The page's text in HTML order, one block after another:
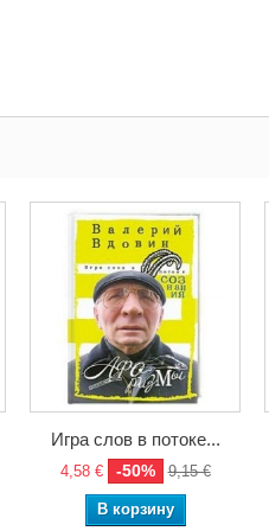
Игра слов в потоке...
4,58 € -50% 9,15 €
В корзину